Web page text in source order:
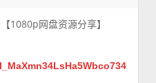
1080p网盘资源分享】